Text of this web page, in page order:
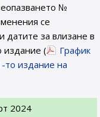
№
се
датите за влизане в
издание (
График
то издание на
2024